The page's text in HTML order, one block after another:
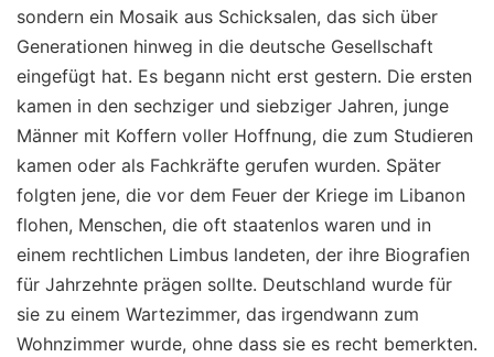
sondern ein Mosaik aus Schicksalen, das sich über
Generationen hinweg in die deutsche Gesellschaft
eingefügt hat. Es begann nicht erst gestern. Die ersten
kamen in den sechziger und siebziger Jahren, junge
Männer mit Koffern voller Hoffnung, die zum Studieren
kamen oder als Fachkräfte gerufen wurden. Später
folgten jene, die vor dem Feuer der Kriege im Libanon
flohen, Menschen, die oft staatenlos waren und in
einem rechtlichen Limbus landeten, der ihre Biografien
für Jahrzehnte prägen sollte. Deutschland wurde für
sie zu einem Wartezimmer, das irgendwann zum
Wohnzimmer wurde, ohne dass sie es recht bemerkten.